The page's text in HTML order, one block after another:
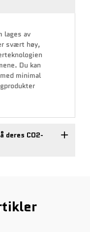
lages av
svært høy,
Du kan
minimal
deres CO2-